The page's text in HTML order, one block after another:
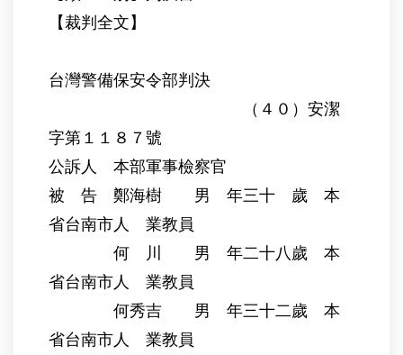
【裁判全文】
台灣警備保安令部判決
（４０）安潔
字第１１８７號
公訴人 本部軍事檢察官
被 告 鄭海樹 男 年三十 歲 本
省台南市人 業教員
何 川 男 年二十八歲 本
省台南市人 業教員
何秀吉 男 年三十二歲 本
省台南市人 業教員